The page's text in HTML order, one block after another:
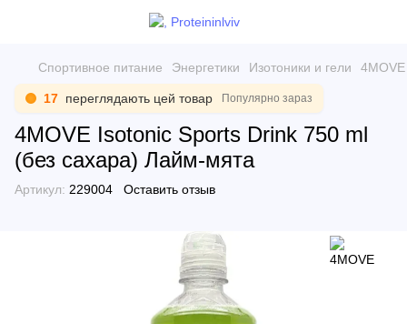
Спортивное питание Энергетики Изотоники и гели
17 переглядають цей товар Популярно зараз
4MOVE Isotonic Sports Drink 750 ml
(без сахара) Лайм-мята
Артикул: 229004 Оставить отзыв